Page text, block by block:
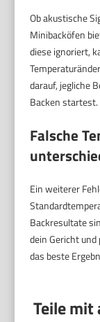
Ob akustische
Minibacköfen
diese ignoriert,
darauf, jegliche
Backen startest.
Falsche
Ein weiterer
Backresultate
dein Gericht
das beste